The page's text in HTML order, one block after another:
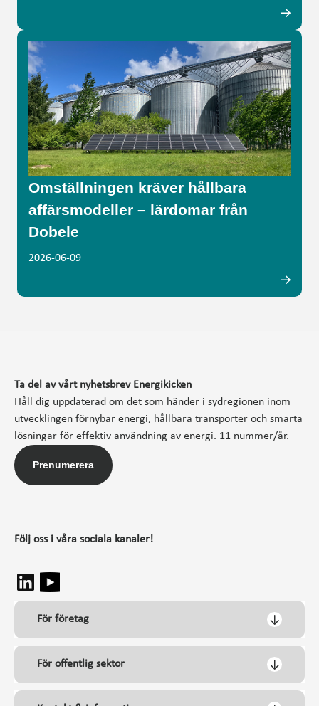
Omställningen kräver hållbara
affärsmodeller – lärdomar från
Dobele
2026-06-09
Ta del av vårt nyhetsbrev Energikicken
Håll dig uppdaterad om det som händer i sydregionen inom
utvecklingen förnybar energi, hållbara transporter och smarta
lösningar för effektiv användning av energi. 11 nummer/år.
Prenumerera
Följ oss i våra sociala kanaler!
För företag
För offentlig sektor